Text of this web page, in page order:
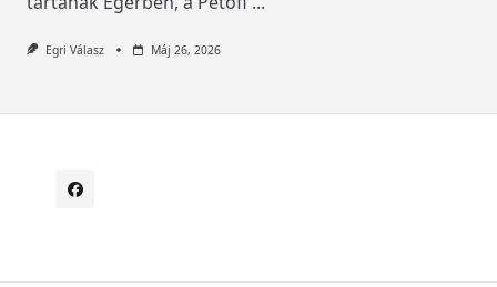
Egri Válasz Máj 26, 2026